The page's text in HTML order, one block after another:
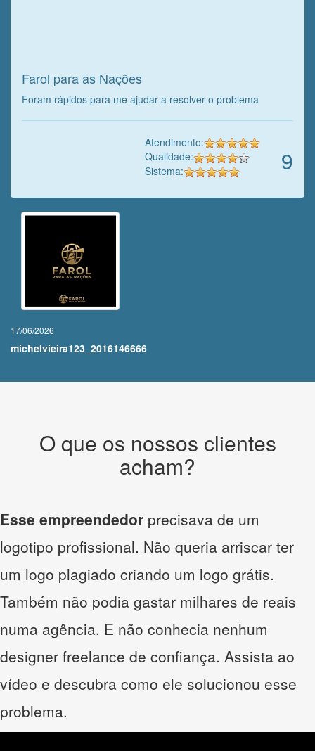
Farol para as Nações
Foram rápidos para me ajudar a resolver o problema
9
Atendimento:
Qualidade:
Sistema:
17/06/2026
michelvieira123_2016146666
O que os nossos clientes
acham?
Esse empreendedor precisava de um
logotipo profissional. Não queria arriscar ter
um logo plagiado criando um logo grátis.
Também não podia gastar milhares de reais
numa agência. E não conhecia nenhum
designer freelance de confiança. Assista ao
vídeo e descubra como ele solucionou esse
problema.